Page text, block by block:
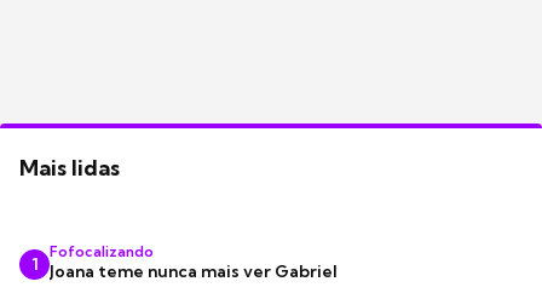
Mais lidas
1
Fofocalizando
Joana teme nunca mais ver Gabriel